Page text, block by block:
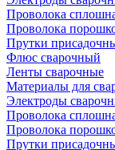
Проволока
Проволока
Прутки
Флюс сварочный
Ленты сварочные
Материалы для
Электроды
Проволока
Проволока
Прутки